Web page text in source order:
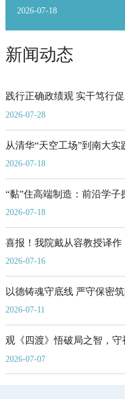
2026-07-18
新闻动态
践行正确政绩观 实干笃行
2026-07-28
从清华“天空工场”到南大
秘“新质生产力”
2026-07-18
“黏”住高端制造：前沿学
2026-07-18
喜报！我院戴从容教授译
获第九届鲁迅文学奖
2026-07-16
以德铸魂守底线 严守保密
2026-07-11
观《四渡》悟破局之智，守
2026-07-07